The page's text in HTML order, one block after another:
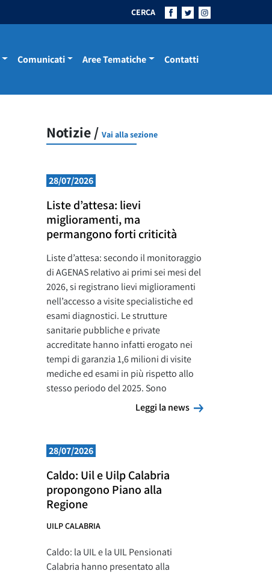
CERCA
Comunicati Aree Tematiche Contatti
Notizie / Vai alla sezione
28/07/2026
Liste d’attesa: lievi
miglioramenti, ma
permangono forti criticità
Liste d’attesa: secondo il monitoraggio
di AGENAS relativo ai primi sei mesi del
2026, si registrano lievi miglioramenti
nell’accesso a visite specialistiche ed
esami diagnostici. Le strutture
sanitarie pubbliche e private
accreditate hanno infatti erogato nei
tempi di garanzia 1,6 milioni di visite
mediche ed esami in più rispetto allo
stesso periodo del 2025. Sono
Leggi la news
Leggi la news
28/07/2026
Caldo: Uil e Uilp Calabria
propongono Piano alla
Regione
UILP CALABRIA
Caldo: la UIL e la UIL Pensionati
Calabria hanno presentato alla